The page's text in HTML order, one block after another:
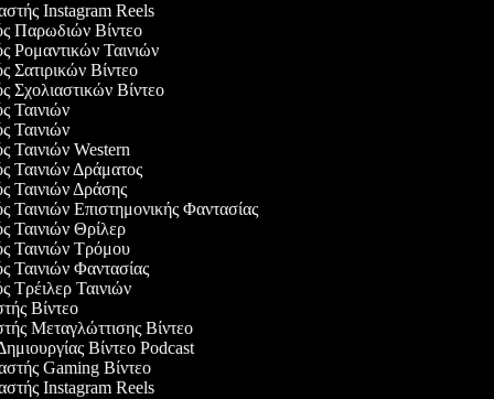
Instagram Reels
Παρωδιών Βίντεο
Ρομαντικών Ταινιών
Σατιρικών Βίντεο
Σχολιαστικών Βίντεο
Ταινιών
Ταινιών
Ταινιών Western
Ταινιών Δράματος
Ταινιών Δράσης
Ταινιών Επιστημονικής Φαντασίας
Ταινιών Θρίλερ
Ταινιών Τρόμου
Ταινιών Φαντασίας
Τρέιλερ Ταινιών
Βίντεο
Μεταγλώττισης Βίντεο
Βίντεο Podcast
Gaming Βίντεο
Instagram Reels